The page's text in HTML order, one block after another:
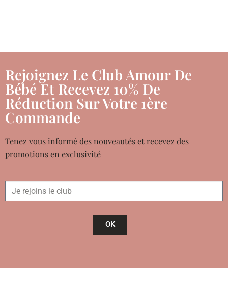
Rejoignez Le Club Amour De
Bébé Et Recevez 10% De
Réduction Sur Votre 1ère
Commande
Tenez vous informé des nouveautés et recevez des
promotions en exclusivité
OK